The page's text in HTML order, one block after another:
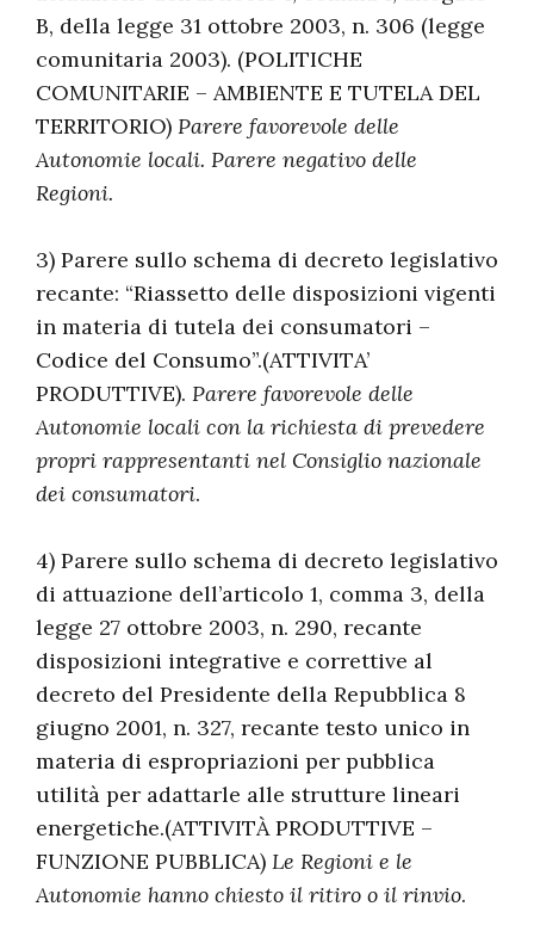
B, della legge 31 ottobre 2003, n. 306 (legge
comunitaria 2003). (POLITICHE
COMUNITARIE – AMBIENTE E TUTELA DEL
TERRITORIO) Parere favorevole delle
Autonomie locali. Parere negativo delle
Regioni.
3) Parere sullo schema di decreto legislativo
recante: “Riassetto delle disposizioni vigenti
in materia di tutela dei consumatori –
Codice del Consumo”.(ATTIVITA’
PRODUTTIVE). Parere favorevole delle
Autonomie locali con la richiesta di prevedere
propri rappresentanti nel Consiglio nazionale
dei consumatori.
4) Parere sullo schema di decreto legislativo
di attuazione dell’articolo 1, comma 3, della
legge 27 ottobre 2003, n. 290, recante
disposizioni integrative e correttive al
decreto del Presidente della Repubblica 8
giugno 2001, n. 327, recante testo unico in
materia di espropriazioni per pubblica
utilità per adattarle alle strutture lineari
energetiche.(ATTIVITÀ PRODUTTIVE –
FUNZIONE PUBBLICA) Le Regioni e le
Autonomie hanno chiesto il ritiro o il rinvio.